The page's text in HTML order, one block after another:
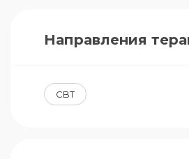
Направления
CBT